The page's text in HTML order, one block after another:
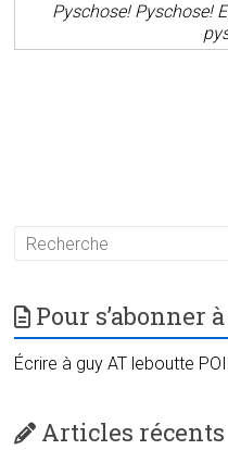
Pyschose! Pyschose!
Pour s’abonner
Écrire à guy AT leboutte
Articles récents